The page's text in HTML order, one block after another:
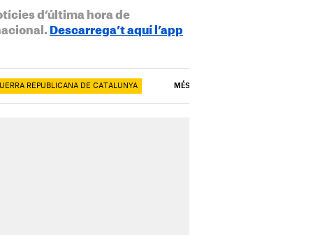
d’última hora de
Descarrega’t aquí l’app
REPUBLICANA DE CATALUNYA MÉS